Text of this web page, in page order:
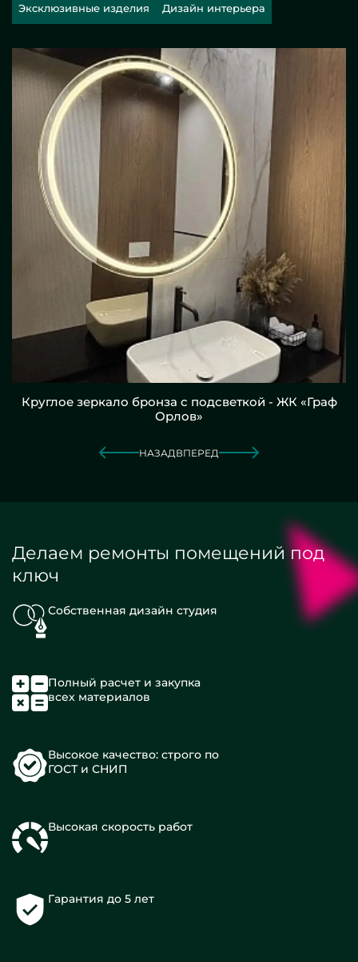
Эксклюзивные изделия Дизайн интерьера
Круглое зеркало бронза с подсветкой - ЖК «Граф
Орлов»
НАЗАД ВПЕРЕД
Делаем ремонты помещений под
ключ
Собственная дизайн студия
Полный расчет и закупка
всех материалов
Высокое качество: строго по
ГОСТ и СНИП
Высокая скорость работ
Гарантия до 5 лет